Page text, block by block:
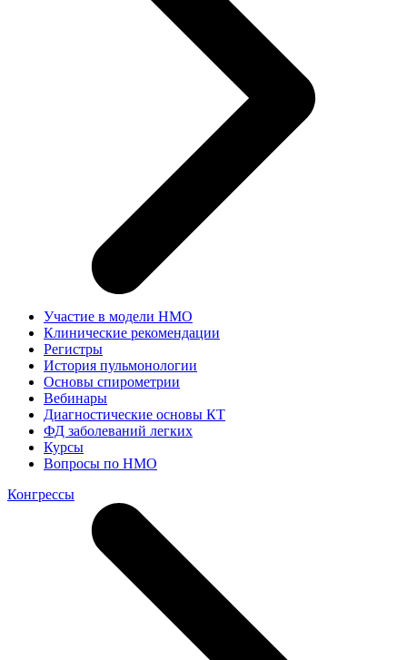
Участие в модели НМО
Клинические рекомендации
Регистры
История пульмонологии
Основы спирометрии
Вебинары
Диагностические основы КТ
ФД заболеваний легких
Курсы
Вопросы по НМО
Конгрессы